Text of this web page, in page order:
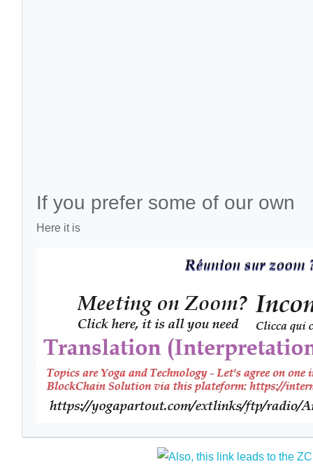
If you prefer some of our own
Here it is